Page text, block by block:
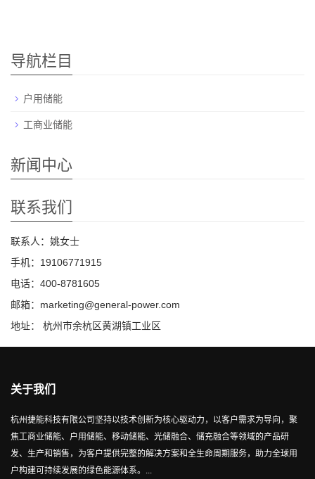
导航栏目
户用储能
工商业储能
新闻中心
联系我们
联系人：姚女士
手机：19106771915
电话：400-8781605
邮箱：marketing@general-power.com
地址： 杭州市余杭区黄湖镇工业区
关于我们
杭州捷能科技有限公司坚持以技术创新为核心驱动力，以客户需求为导向，聚
焦工商业储能、户用储能、移动储能、光储融合、储充融合等领域的产品研
发、生产和销售，为客户提供完整的解决方案和全生命周期服务，助力全球用
户构建可持续发展的绿色能源体系。...